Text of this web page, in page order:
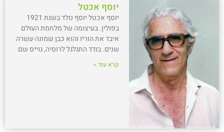
יוסף אכטל
יוסף אכטל יוסף נולד בשנת 1921
בפולין. בעיצומה של מלחמת העולם
איבד את הוריו והוא כבן שמונה-עשרה
שנים. בודד התגלגל לרוסיה, גוייס שם
קרא עוד »